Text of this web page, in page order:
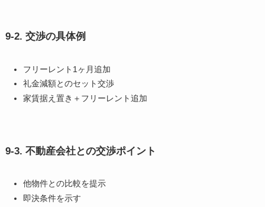
9-2. 交渉の具体例
フリーレント1ヶ月追加
礼金減額とのセット交渉
家賃据え置き＋フリーレント追加
9-3. 不動産会社との交渉ポイント
他物件との比較を提示
即決条件を示す